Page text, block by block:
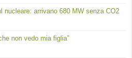
nucleare: arrivano 680 MW senza CO2
non vedo mia figlia”